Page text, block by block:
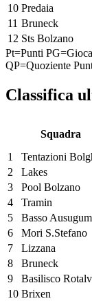
10 Predaia
11 Bruneck
12 Sts Bolzano
Pt=Punti
QP=Quoziente
Classifica
Squadra
1
Tentazioni
2
Lakes
3
Pool Bolzano
4
Tramin
5
Basso Ausugum
6
Mori S.Stefano
7
Lizzana
8
Bruneck
9
Basilisco
10 Brixen